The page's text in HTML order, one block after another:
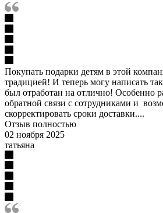
Покупать подарки детям в этой
традицией! И теперь могу написать
был отработан на отлично! Особенно
обратной связи с сотрудниками и
скорректировать сроки доставки....
Отзыв полностью
02 ноября 2025
татьяна